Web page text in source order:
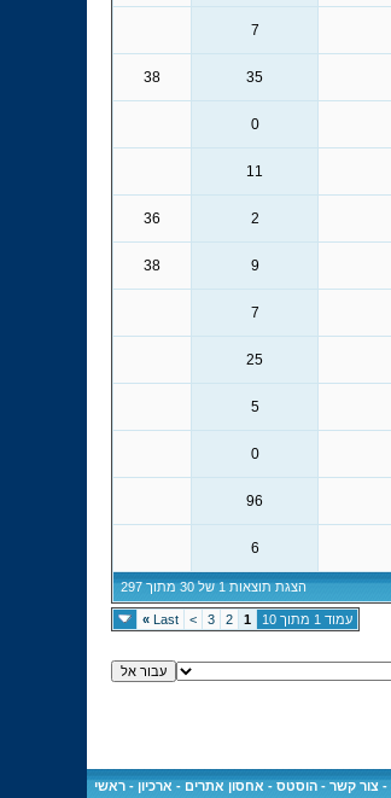
7
35
38
0
11
2
36
9
38
7
25
5
0
96
6
הצגת תוצאות 1 של 30 מתוך 297
עמוד 1 מתוך 10 1
2
3
>
Last
»
- צור קשר - הוסטס - אחסון אתרים - ארכיון - ראשי